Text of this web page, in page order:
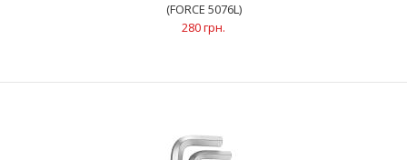
Набор ключей 6-гр. (HEX) Г-обр. длинных 10 пр. (1.27-10 мм)
(FORCE 5076L)
280 грн.